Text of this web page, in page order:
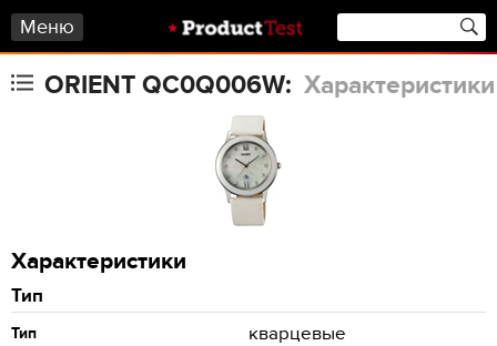
Меню
ORIENT QC0Q006W: Характеристики
Характеристики
Тип
Тип
кварцевые